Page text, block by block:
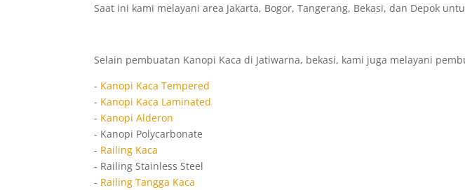
Saat ini kami melayani area Jakarta, Bogor, Tangerang, Bekasi, dan Depok
Selain pembuatan Kanopi Kaca di Jatiwarna, bekasi, kami juga melayani
- Kanopi Kaca Tempered
- Kanopi Kaca Laminated
- Kanopi Alderon
- Kanopi Polycarbonate
- Railing Kaca
- Railing Stainless Steel
- Railing Tangga Kaca